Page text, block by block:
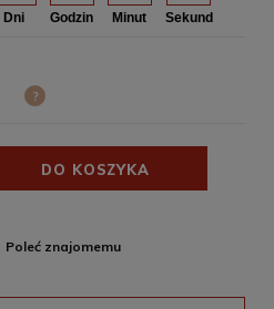
Dni Godzin Minut Sekund
?
DO KOSZYKA
Poleć znajomemu